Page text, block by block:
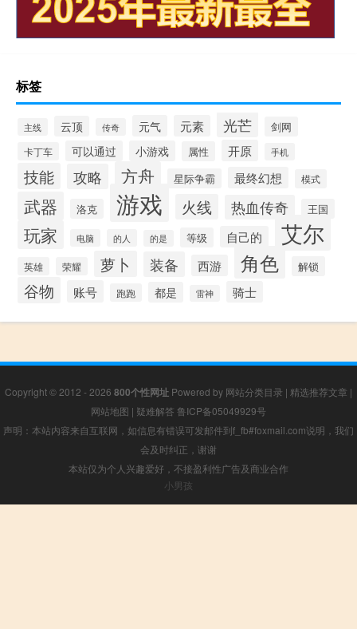
标签
主线 云顶 传奇 元气 元素 光芒 剑网
卡丁车 可以通过 小游戏 属性 开原 手机
技能 攻略 方舟 星际争霸 最终幻想 模式
武器 洛克 游戏 火线 热血传奇 王国
玩家 电脑 的人 的是 等级 自己的 艾尔
英雄 荣耀 萝卜 装备 西游 角色 解锁
谷物 账号 跑跑 都是 雷神 骑士
Copyright © 2012 - 2026 800个性网址 Powered by 网站分类目录 | 精选推荐文章 |
网站地图 | 疑难解答 鲁ICP备05049929号
声明：本站内容来自互联网，如信息有错误可发邮件到f_fb#foxmail.com说明，我们
会及时纠正，谢谢
本站仅为个人兴趣爱好，不接盈利性广告及商业合作
小男孩